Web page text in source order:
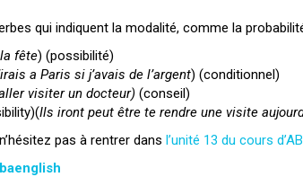
qui indiquent la modalité, comme la
fête) (possibilité)
a Paris si j’avais de l’argent) (conditionnel)
visiter un docteur) (conseil)
Ils iront peut être te rendre une visite
pas à rentrer dans l’unité 13 du cours